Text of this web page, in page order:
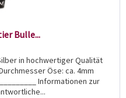
Bulle...
in hochwertiger Qualität
Öse: ca. 4mm
Informationen zur